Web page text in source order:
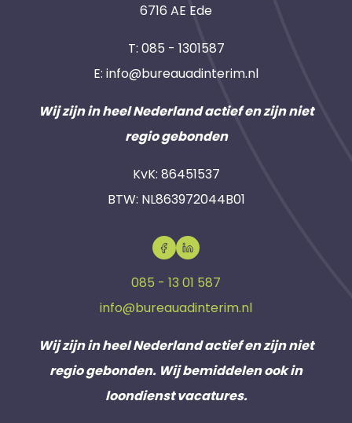
6716 AE Ede
T: 085 - 1301587
E: info@bureauadinterim.nl
Wij zijn in heel Nederland actief en zijn niet
regio gebonden
KvK: 86451537
BTW: NL863972044B01
085 - 13 01 587
info@bureauadinterim.nl
Wij zijn in heel Nederland actief en zijn niet
regio gebonden. Wij bemiddelen ook in
loondienst vacatures.